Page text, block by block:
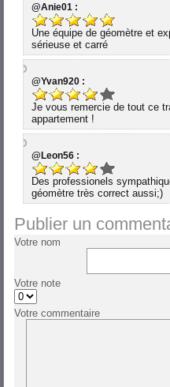
@Anie01 :
Une équipe de géomètre et
sérieuse et carré
@Yvan920 :
Je vous remercie de tout ce
appartement !
@Leon56 :
Des professionels
géomètre très correct aussi;)
Publier un
Votre nom
Votre note
Votre commentaire